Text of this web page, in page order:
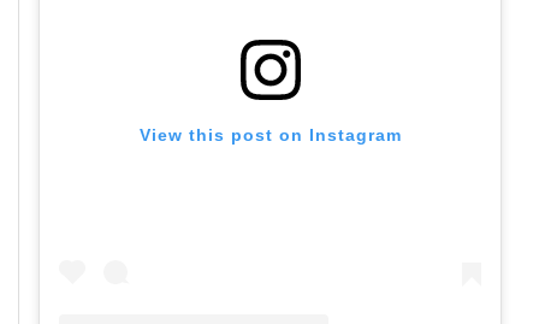
View this post on Instagram